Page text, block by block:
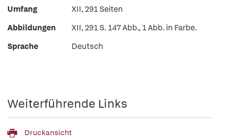
Umfang
XII, 291 Seiten
Abbildungen
XII, 291 S. 147 Abb., 1 Abb. in Farbe.
Sprache
Deutsch
Weiterführende Links
Druckansicht